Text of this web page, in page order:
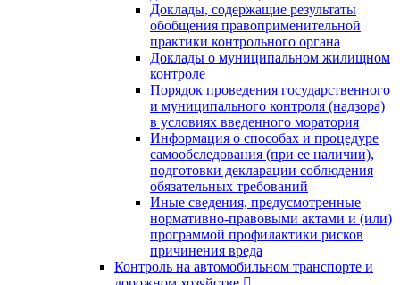
Доклады, содержащие результаты
обобщения правоприменительной
практики контрольного органа
Доклады о муниципальном жилищном
контроле
Порядок проведения государственного
и муниципального контроля (надзора)
в условиях введенного моратория
Информация о способах и процедуре
самообследования (при ее наличии),
подготовки декларации соблюдения
обязательных требований
Иные сведения, предусмотренные
нормативно-правовыми актами и (или)
программой профилактики рисков
причинения вреда
Контроль на автомобильном транспорте и